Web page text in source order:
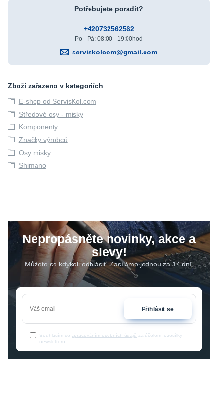
Potřebujete poradit?
+420732562562
Po - Pá: 08:00 - 19:00hod
serviskolcom@gmail.com
Zboží zařazeno v kategoriích
E-shop od ServisKol.com
Středové osy - misky
Komponenty
Značky výrobců
Osy misky
Shimano
Nepropásněte novinky, akce a
slevy!
Můžete se kdykoli odhlásit. Zasíláme jednou za 14 dní.
Přihlásit se
Souhlasím se zpracováním osobních údajů za účelem rozesílky
newsletteru.